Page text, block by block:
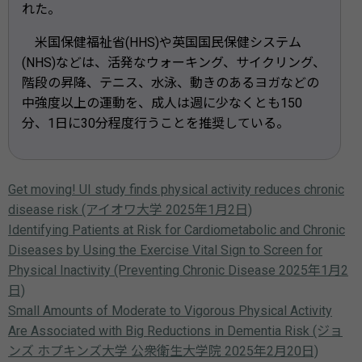
れた。
米国保健福祉省(HHS)や英国国民保健システム
(NHS)などは、活発なウォーキング、サイクリング、
階段の昇降、テニス、水泳、動きのあるヨガなどの
中強度以上の運動を、成人は週に少なくとも150
分、1日に30分程度行うことを推奨している。
Get moving! UI study finds physical activity reduces chronic
disease risk (アイオワ大学 2025年1月2日)
Identifying Patients at Risk for Cardiometabolic and Chronic
Diseases by Using the Exercise Vital Sign to Screen for
Physical Inactivity (Preventing Chronic Disease 2025年1月2
日)
Small Amounts of Moderate to Vigorous Physical Activity
Are Associated with Big Reductions in Dementia Risk (ジョ
ンズ ホプキンズ大学 公衆衛生大学院 2025年2月20日)